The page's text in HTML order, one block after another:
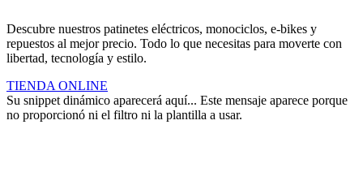
Descubre nuestros patinetes eléctricos, monociclos, e-bikes y
repuestos al mejor precio. Todo lo que necesitas para moverte con
libertad, tecnología y estilo.
TIENDA ONLINE
Su snippet dinámico aparecerá aquí... Este mensaje aparece porque
no proporcionó ni el filtro ni la plantilla a usar.